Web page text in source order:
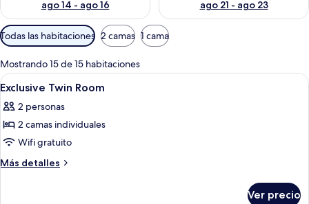
ago 14 - ago 16
ago 21 - ago 23
Filtros
disponibles
para
las
habitaciones
Todas las habitaciones 2 camas 1 cama
Mostrando 15 de 15 habitaciones
Abrir
todas
las
fotos
de
Exclusive
Habitación de hotel con dos camas,
4
Exclusive Twin Room
2 personas
2 camas individuales
Wifi gratuito
Más detalles
Más
Ver precio